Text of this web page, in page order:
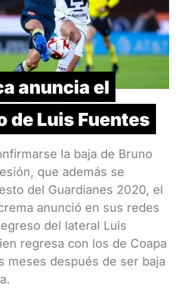
anuncia el
de Luis Fuentes
la baja de Bruno
que además se
del Guardianes 2020, el
anunció en sus redes
del lateral Luis
regresa con los de Coapa
meses después de ser baja